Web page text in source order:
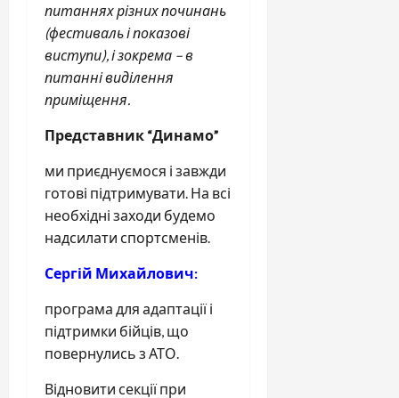
питаннях різних починань
(фестиваль і показові
виступи), і зокрема – в
питанні виділення
приміщення.
Представник “Динамо”
ми приєднуємося і завжди
готові підтримувати. На всі
необхідні заходи будемо
надсилати спортсменів.
Сергій Михайлович:
програма для адаптації і
підтримки бійців, що
повернулись з АТО.
Відновити секції при